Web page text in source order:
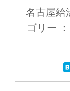
名古屋
ゴリー ：